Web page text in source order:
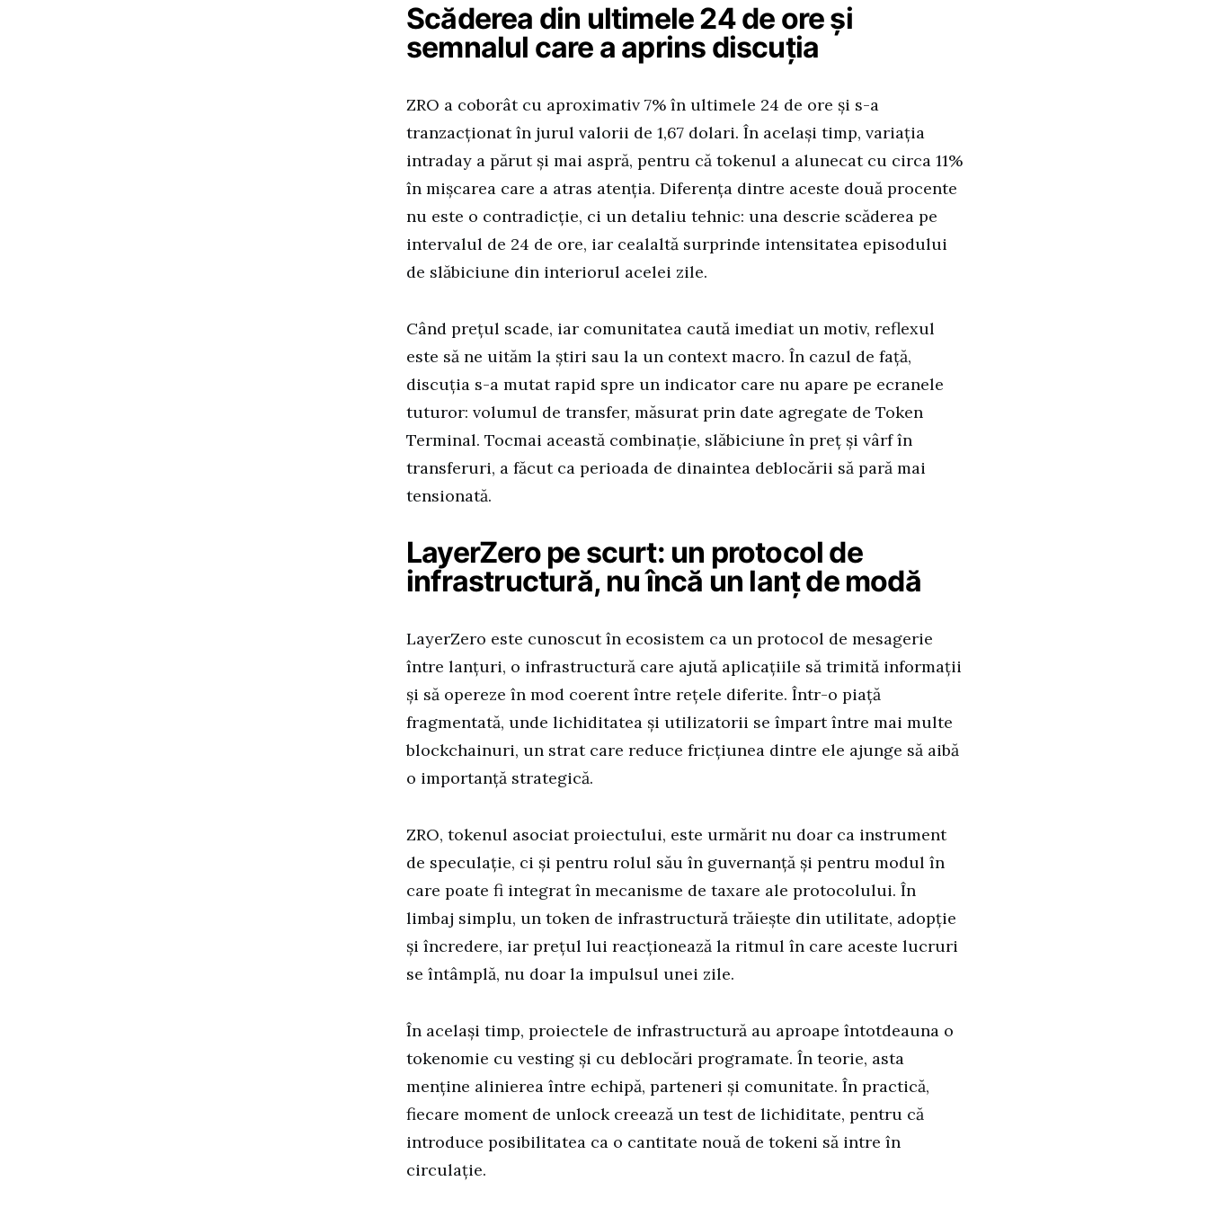
Scăderea din ultimele 24 de ore și
semnalul care a aprins discuția
ZRO a coborât cu aproximativ 7% în ultimele 24 de ore și s-a
tranzacționat în jurul valorii de 1,67 dolari. În același timp, variația
intraday a părut și mai aspră, pentru că tokenul a alunecat cu circa 11%
în mișcarea care a atras atenția. Diferența dintre aceste două procente
nu este o contradicție, ci un detaliu tehnic: una descrie scăderea pe
intervalul de 24 de ore, iar cealaltă surprinde intensitatea episodului
de slăbiciune din interiorul acelei zile.
Când prețul scade, iar comunitatea caută imediat un motiv, reflexul
este să ne uităm la știri sau la un context macro. În cazul de față,
discuția s-a mutat rapid spre un indicator care nu apare pe ecranele
tuturor: volumul de transfer, măsurat prin date agregate de Token
Terminal. Tocmai această combinație, slăbiciune în preț și vârf în
transferuri, a făcut ca perioada de dinaintea deblocării să pară mai
tensionată.
LayerZero pe scurt: un protocol de
infrastructură, nu încă un lanț de modă
LayerZero este cunoscut în ecosistem ca un protocol de mesagerie
între lanțuri, o infrastructură care ajută aplicațiile să trimită informații
și să opereze în mod coerent între rețele diferite. Într-o piață
fragmentată, unde lichiditatea și utilizatorii se împart între mai multe
blockchainuri, un strat care reduce fricțiunea dintre ele ajunge să aibă
o importanță strategică.
ZRO, tokenul asociat proiectului, este urmărit nu doar ca instrument
de speculație, ci și pentru rolul său în guvernanță și pentru modul în
care poate fi integrat în mecanisme de taxare ale protocolului. În
limbaj simplu, un token de infrastructură trăiește din utilitate, adopție
și încredere, iar prețul lui reacționează la ritmul în care aceste lucruri
se întâmplă, nu doar la impulsul unei zile.
În același timp, proiectele de infrastructură au aproape întotdeauna o
tokenomie cu vesting și cu deblocări programate. În teorie, asta
menține alinierea între echipă, parteneri și comunitate. În practică,
fiecare moment de unlock creează un test de lichiditate, pentru că
introduce posibilitatea ca o cantitate nouă de tokeni să intre în
circulație.